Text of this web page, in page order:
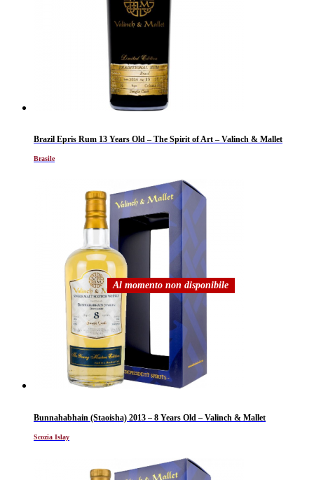
Brazil Epris Rum 13 Years Old – The Spirit of Art – Valinch & Mallet
Brasile
Al momento non disponibile
Bunnahabhain (Staoisha) 2013 – 8 Years Old – Valinch & Mallet
Scozia Islay